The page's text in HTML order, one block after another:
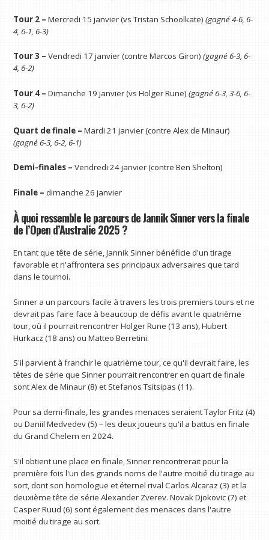
Tour 2 –Mercredi 15 janvier (vs Tristan Schoolkate)(gagné 4-6, 6-
4, 6-1, 6-3)
Tour 3 –Vendredi 17 janvier (contre Marcos Giron)(gagné 6-3, 6-
4, 6-2)
Tour 4 –Dimanche 19 janvier (vs Holger Rune)(gagné 6-3, 3-6, 6-
3, 6-2)
Quart de finale –Mardi 21 janvier (contre Alex de Minaur)
(gagné 6-3, 6-2, 6-1)
Demi-finales –Vendredi 24 janvier (contre Ben Shelton)
Finale –dimanche 26 janvier
À quoi ressemble le parcours de Jannik Sinner vers la finale
de l’Open d’Australie 2025 ?
En tant que tête de série, Jannik Sinner bénéficie d'un tirage
favorable et n'affrontera ses principaux adversaires que tard
dans le tournoi.
Sinner a un parcours facile à travers les trois premiers tours et ne
devrait pas faire face à beaucoup de défis avant le quatrième
tour, où il pourrait rencontrer Holger Rune (13 ans), Hubert
Hurkacz (18 ans) ou Matteo Berretini.
S'il parvient à franchir le quatrième tour, ce qu'il devrait faire, les
têtes de série que Sinner pourrait rencontrer en quart de finale
sont Alex de Minaur (8) et Stefanos Tsitsipas (11).
Pour sa demi-finale, les grandes menaces seraient Taylor Fritz (4)
ou Daniil Medvedev (5) – les deux joueurs qu'il a battus en finale
du Grand Chelem en 2024.
S'il obtient une place en finale, Sinner rencontrerait pour la
première fois l'un des grands noms de l'autre moitié du tirage au
sort, dont son homologue et éternel rival Carlos Alcaraz (3) et la
deuxième tête de série Alexander Zverev. Novak Djokovic (7) et
Casper Ruud (6) sont également des menaces dans l'autre
moitié du tirage au sort.